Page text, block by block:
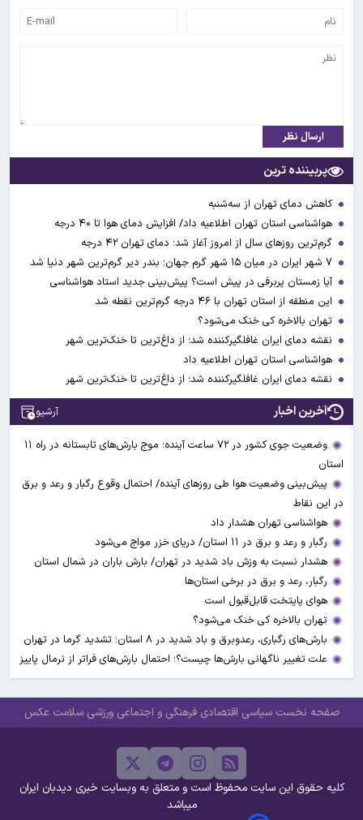
ارسال نظر
پربیننده ترین
کاهش دمای تهران از سه‌شنبه
هواشناسی استان تهران اطلاعیه داد/ افزایش دمای هوا تا ۴۰ درجه
گرم‌ترین روزهای سال از امروز آغاز شد؛ دمای تهران ۴۲ درجه
آیا زمستان پربرفی در پیش است؟ پیش‌بینی جدید استاد هواشناسی
این منطقه از استان تهران با ۴۶ درجه گرم‌ترین نقطه شد
تهران بالاخره کی خنک می‌شود؟
نقشه دمای ایران غافلگیرکننده شد؛ از داغ‌ترین تا خنک‌ترین شهر
هواشناسی استان تهران اطلاعیه داد
نقشه دمای ایران غافلگیرکننده شد؛ از داغ‌ترین تا خنک‌ترین شهر
آخرین اخبار آرشیو
وضعیت جوی کشور در ۷۲ ساعت آینده؛ موج بارش‌های تابستانه در راه ۱۱
استان
پیش‌بینی وضعیت هوا طی روزهای آینده/ احتمال وقوع رگبار و رعد و برق
در این نقاط
هواشناسی تهران هشدار داد
رگبار و رعد و برق در ۱۱ استان‌/ دریای خزر مواج می‌شود
هشدار نسبت به وزش باد شدید در تهران/ بارش باران در شمال استان
رگبار، رعد و برق در برخی استان‌ها
هوای پایتخت قابل‌قبول است
تهران بالاخره کی خنک می‌شود؟
بارش‌های رگباری، رعدوبرق و باد شدید در ۸ استان؛ تشدید گرما در تهران
علت تغییر ناگهانی بارش‌ها چیست؟؛ احتمال بارش‌های فراتر از نرمال پاییز
صفحه نخست سیاسی اقتصادی فرهنگی و اجتماعی ورزشی سلامت عکس
کلیه حقوق این سایت محفوظ است و متعلق به وبسایت خبری دیدبان ایران
میباشد